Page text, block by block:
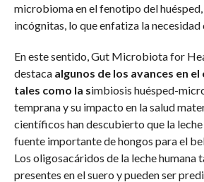
microbioma en el fenotipo del huésped,
incógnitas, lo que enfatiza la necesidad
En este sentido, Gut Microbiota for
destaca algunos de los avances en el
tales como la simbiosis huésped-
temprana y su impacto en la salud
científicos han descubierto que la leche
fuente importante de hongos para el
Los oligosacáridos de la leche humana
presentes en el suero y pueden ser